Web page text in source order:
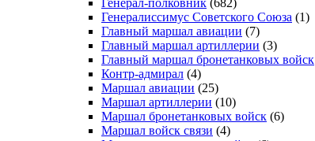
Генералиссимус Советского Союза (1)
Главный маршал авиации (7)
Главный маршал артиллерии (3)
Главный маршал бронетанковых войск
Контр-адмирал (4)
Маршал авиации (25)
Маршал артиллерии (10)
Маршал бронетанковых войск (6)
Маршал войск связи (4)